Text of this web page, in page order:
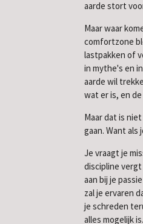
aarde stort
Maar waar
comfortzone
lastpakken of
in mythe's en
aarde wil
wat er is, en
Maar dat is
gaan. Want
Je vraagt je
discipline
aan bij je
zal je ervaren
je schreden
alles mogelijk is.